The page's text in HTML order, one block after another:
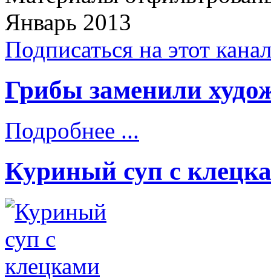
Январь 2013
Подписаться на этот
Грибы заменили
Подробнее ...
Куриный суп с